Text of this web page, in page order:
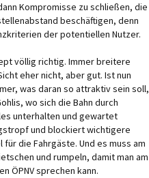
Kompromisse zu schließen, die
beschäftigen, denn
der potentiellen Nutzer.
völlig richtig. Immer breitere
eher nicht, aber gut. Ist nun
was daran so attraktiv sein soll,
wo sich die Bahn durch
unterhalten und gewartet
und blockiert wichtigere
die Fahrgäste. Und es muss am
und rumpeln, damit man am
ÖPNV sprechen kann.